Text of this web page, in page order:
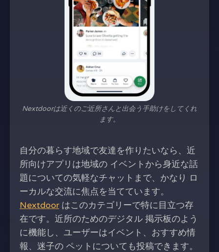
Nextdoorは近くのご近所さんと出会う手助けをしてくれ
ます。
自分の暮らす地域で友達を作りたいなら、近
所向けアプリは地域の イベントから身近な話
題についての気軽なチャットまで、かなり ロ
ーカルな交流に焦点を当てています。
Nextdoorはこのカテゴリーで特に目立つ存
在です。近所のためのデジタル 掲示板のよう
に機能し、ユーザーはイベント、おすすめ情
報、迷子の ペットについても投稿できます。